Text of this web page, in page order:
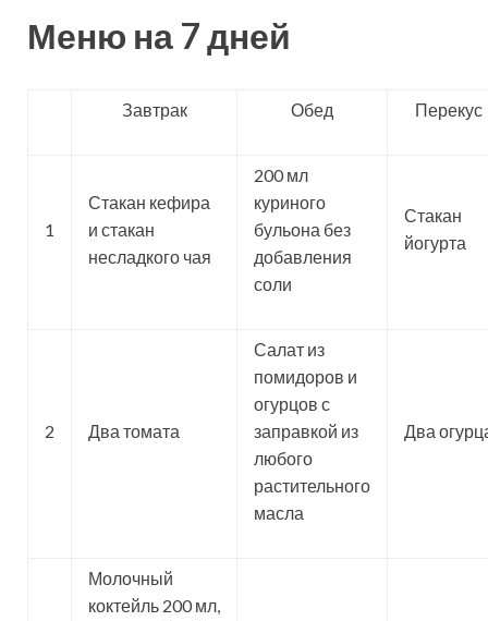
Меню на 7 дней
Завтрак Обед Перекус
1
Стакан кефира
и стакан
несладкого чая
200 мл
куриного
бульона без
добавления
соли
Стакан
йогурта
2 Два томата
Салат из
помидоров и
огурцов с
заправкой из
любого
растительного
масла
Два
Молочный
коктейль 200 мл,